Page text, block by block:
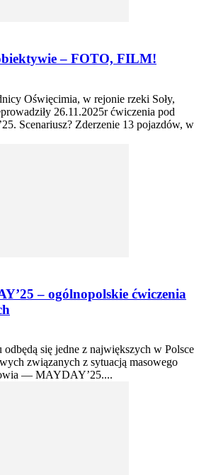
– FOTO, FILM!
Oświęcimia, w rejonie rzeki Soły,
26.11.2025r ćwiczenia pod
Scenariusz? Zderzenie 13 pojazdów, w
– ogólnopolskie ćwiczenia
odbędą się jedne z największych w Polsce
związanych z sytuacją masowego
— MAYDAY’25....